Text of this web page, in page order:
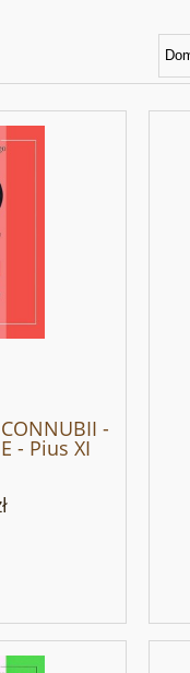
CONNUBII -
- Pius XI